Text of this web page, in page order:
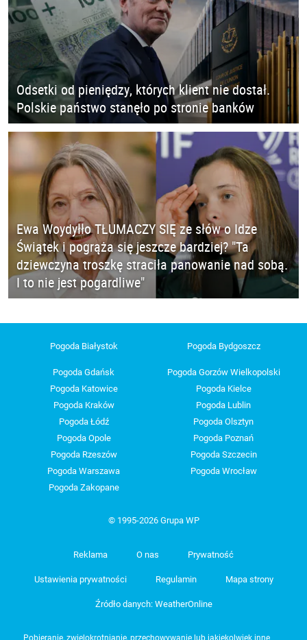
Odsetki od pieniędzy, których klient nie dostał.
Polskie państwo stanęło po stronie banków
Ewa Woydyłło TŁUMACZY SIĘ ze słów o Idze
Świątek i pogrąża się jeszcze bardziej? "Ta
dziewczyna troszkę straciła panowanie nad sobą.
I to nie jest pogardliwe"
Pogoda Białystok Pogoda Bydgoszcz
Pogoda Gdańsk
Pogoda Gorzów Wielkopolski
Pogoda Katowice
Pogoda Kielce
Pogoda Kraków
Pogoda Lublin
Pogoda Łódź
Pogoda Olsztyn
Pogoda Opole
Pogoda Poznań
Pogoda Rzeszów
Pogoda Szczecin
Pogoda Warszawa
Pogoda Wrocław
Pogoda Zakopane
© 1995-2026 Grupa WP
Reklama O nas Prywatność
Ustawienia prywatności Regulamin Mapa strony
Źródło danych: WeatherOnline
Pobieranie, zwielokrotnianie, przechowywanie lub jakiekolwiek inne